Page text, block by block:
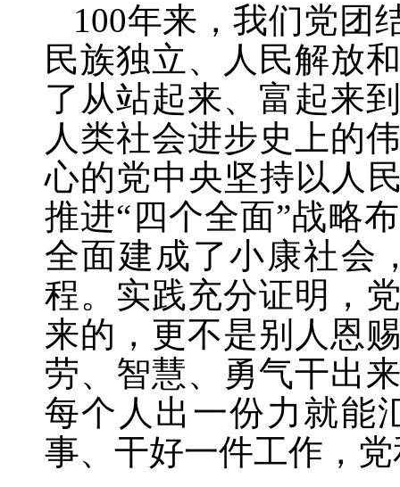
100年来，我们党团
民族独立、人民解放
了从站起来、富起来
人类社会进步史上的
心的党中央坚持以人
推进“四个全面”战略
全面建成了小康社会
程。实践充分证明，
来的，更不是别人恩
劳、智慧、勇气干出
每个人出一份力就能
事、干好一件工作，